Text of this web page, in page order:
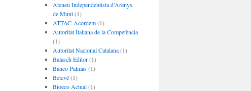
Ateneu Independentista d’Arenys
de Munt(1)
ATTAC-Acordem(1)
Autoritat Italiana de la Competència
(1)
Autoritat Nacional Catalana(1)
Balasch Editor(1)
Banco Palmas(1)
Betevé(1)
Bioeco Actual(1)